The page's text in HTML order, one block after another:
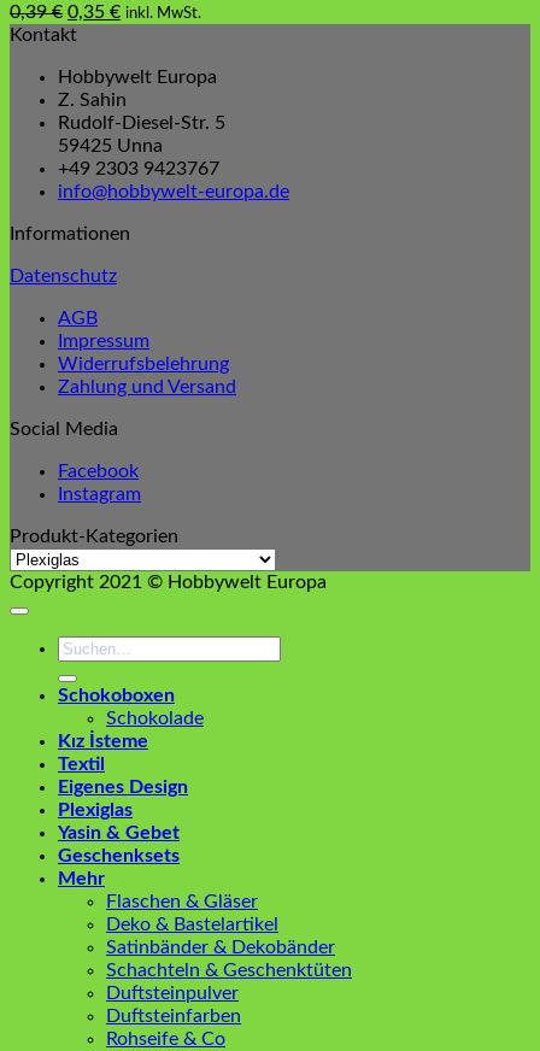
0,39€ Ursprünglicher
Preis
0,39 €
0,35 €Aktueller
0,35 €.
inkl. MwSt.
Kontakt
Hobbywelt Europa
Z. Sahin
Rudolf-Diesel-Str. 5
59425 Unna
+49 2303 9423767
info@hobbywelt-europa.de
Informationen
Datenschutz
AGB
Impressum
Widerrufsbelehrung
Zahlung und Versand
Social Media
Facebook
Instagram
Produkt-Kategorien
Copyright 2021 © Hobbywelt Europa
Suchen
Schokoboxen
Schokolade
Kız İsteme
Textil
Eigenes Design
Plexiglas
Yasin & Gebet
Geschenksets
Mehr
Flaschen & Gläser
Deko & Bastelartikel
Satinbänder & Dekobänder
Schachteln & Geschenktüten
Duftsteinpulver
Duftsteinfarben
Rohseife & Co